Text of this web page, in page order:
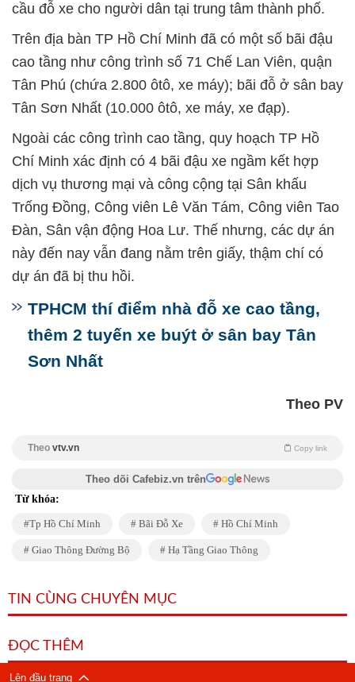
cầu đỗ xe cho người dân tại trung tâm thành phố.
Trên địa bàn TP Hồ Chí Minh đã có một số bãi đậu
cao tầng như công trình số 71 Chế Lan Viên, quận
Tân Phú (chứa 2.800 ôtô, xe máy); bãi đỗ ở sân bay
Tân Sơn Nhất (10.000 ôtô, xe máy, xe đạp).
Ngoài các công trình cao tầng, quy hoạch TP Hồ
Chí Minh xác định có 4 bãi đậu xe ngầm kết hợp
dịch vụ thương mại và công cộng tại Sân khấu
Trống Đồng, Công viên Lê Văn Tám, Công viên Tao
Đàn, Sân vận động Hoa Lư. Thế nhưng, các dự án
này đến nay vẫn đang nằm trên giấy, thậm chí có
dự án đã bị thu hồi.
TPHCM thí điểm nhà đỗ xe cao tầng,
thêm 2 tuyến xe buýt ở sân bay Tân
Sơn Nhất
Theo PV
Theo vtv.vn Copy link
Theo dõi Cafebiz.vn trên
Từ khóa:
Tp Hồ Chí Minh Bãi Đỗ Xe Hồ Chí Minh
Giao Thông Đường Bộ Hạ Tầng Giao Thông
TIN CÙNG CHUYÊN MỤC
ĐỌC THÊM
Lên đầu trang